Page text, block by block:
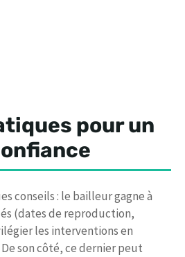
pour un
conseils : le bailleur gagne à
(dates de reproduction,
les interventions en
son côté, ce dernier peut